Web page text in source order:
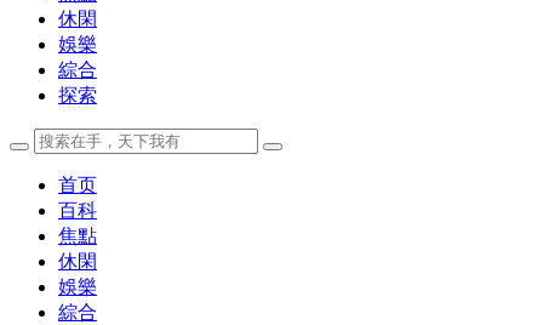
休閑
娛樂
綜合
探索
首页
百科
焦點
休閑
娛樂
綜合